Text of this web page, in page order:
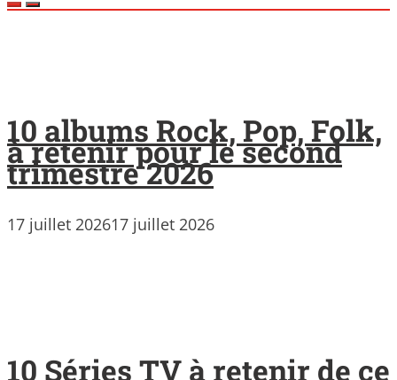
10 albums Rock, Pop, Folk,
à retenir pour le second
trimestre 2026
17 juillet 202617 juillet 2026
10 Séries TV à retenir de ce